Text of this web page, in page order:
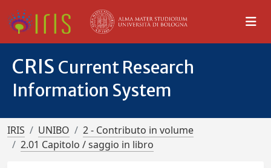
CRIS Current Research
Information System
IRIS UNIBO
2 - Contributo in volume
2.01 Capitolo / saggio in libro